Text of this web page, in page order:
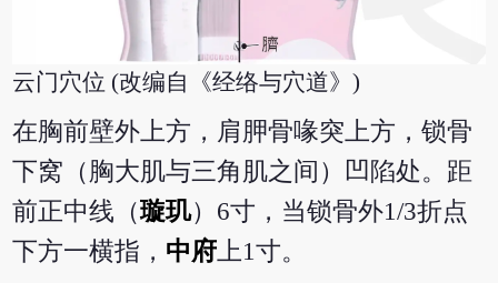
云门穴位 (改编自《经络与穴道》)
在胸前壁外上方，肩胛骨喙突上方，锁骨
下窝（胸大肌与三角肌之间）凹陷处。距
前正中线（璇玑）6寸，当锁骨外1/3折点
下方一横指， 中府上1寸。